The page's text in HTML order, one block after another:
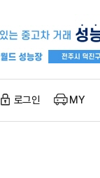
로그인 MY